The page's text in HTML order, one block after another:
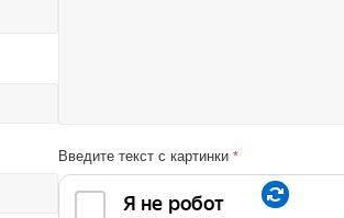
Введите текст с картинки *